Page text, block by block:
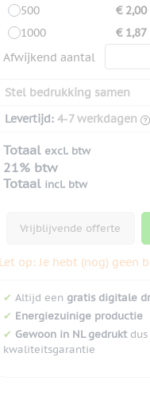
500
€ 2,00
1000
€ 1,87
Afwijkend aantal
Stel bedrukking samen
Levertijd: 4-7 werkdagen
Totaal excl. btw
21% btw
Totaal incl. btw
Vrijblijvende offerte
Let op: Je hebt (nog) geen
✔ Altijd een gratis digitale
✔ Energiezuinige productie
✔ Gewoon in NL gedruktdus
kwaliteitsgarantie